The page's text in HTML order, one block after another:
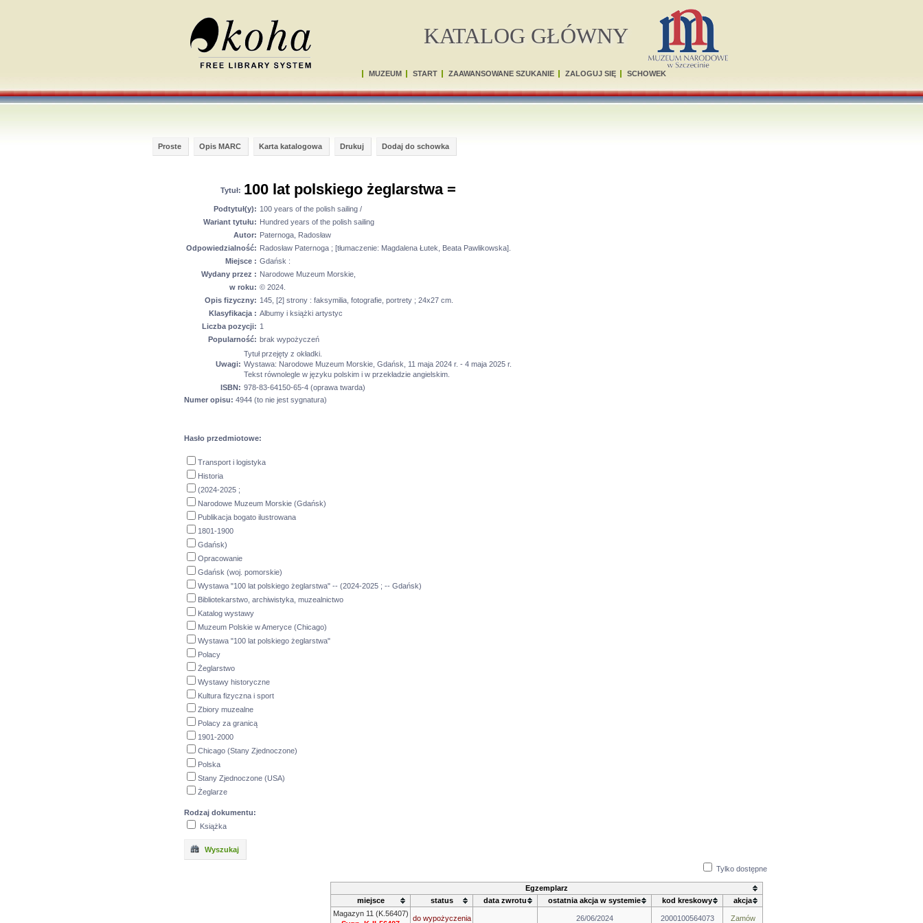
MUZEUM START ZAAWANSOWANE SZUKANIE ZALOGUJ SIĘ SCHOWEK
KATALOG GŁÓWNY
Proste Opis MARC Karta katalogowa Drukuj Dodaj do schowka
Tytuł: 100 lat polskiego żeglarstwa =
Podtytuł(y): 100 years of the polish sailing /
Wariant tytułu: Hundred years of the polish sailing
Autor: Paternoga, Radosław
Odpowiedzialność: Radosław Paternoga ; [tłumaczenie: Magdalena Łutek, Beata Pawlikowska].
Miejsce : Gdańsk :
Wydany przez : Narodowe Muzeum Morskie,
w roku: © 2024.
Opis fizyczny: 145, [2] strony : faksymilia, fotografie, portrety ; 24x27 cm.
Klasyfikacja : Albumy i książki artystyc
Liczba pozycji: 1
Popularność: brak wypożyczeń
Uwagi:
Tytuł przejęty z okładki.
Wystawa: Narodowe Muzeum Morskie, Gdańsk, 11 maja 2024 r. - 4 maja 2025 r.
Tekst równolegle w języku polskim i w przekładzie angielskim.
ISBN: 978-83-64150-65-4 (oprawa twarda)
Numer opisu: 4944 (to nie jest sygnatura)
Hasło przedmiotowe:
Transport i logistyka
Historia
(2024-2025 ;
Narodowe Muzeum Morskie (Gdańsk)
Publikacja bogato ilustrowana
1801-1900
Gdańsk)
Opracowanie
Gdańsk (woj. pomorskie)
Wystawa "100 lat polskiego żeglarstwa" -- (2024-2025 ; -- Gdańsk)
Bibliotekarstwo, archiwistyka, muzealnictwo
Katalog wystawy
Muzeum Polskie w Ameryce (Chicago)
Wystawa "100 lat polskiego żeglarstwa"
Polacy
Żeglarstwo
Wystawy historyczne
Kultura fizyczna i sport
Zbiory muzealne
Polacy za granicą
1901-2000
Chicago (Stany Zjednoczone)
Polska
Stany Zjednoczone (USA)
Żeglarze
Rodzaj dokumentu:
Książka
Wyszukaj
Tylko dostępne
Egzemplarz
miejsce
status data zwrotu ostatnia akcja w systemie kod kreskowy
akcja
Magazyn 11 (K.56407)
do wypożyczenia 26/06/2024 2000100564073 Zamów